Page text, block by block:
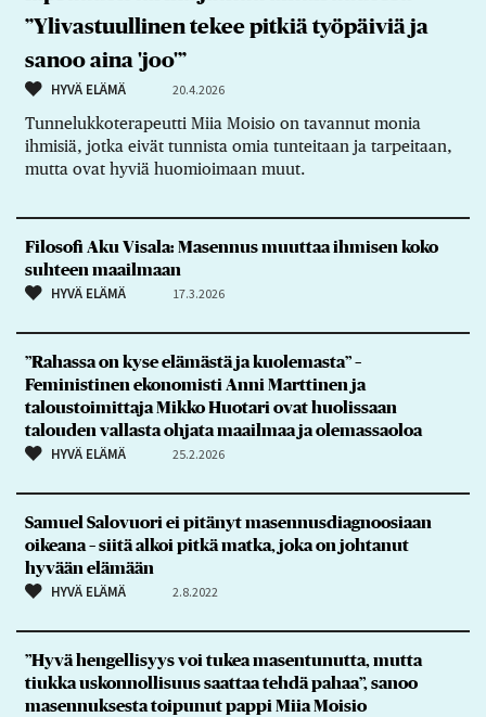
”Ylivastuullinen tekee pitkiä työpäiviä ja
sanoo aina 'joo'”
HYVÄ ELÄMÄ 20.4.2026
Tunnelukkoterapeutti Miia Moisio on tavannut monia
ihmisiä, jotka eivät tunnista omia tunteitaan ja tarpeitaan,
mutta ovat hyviä huomioimaan muut.
Filosofi Aku Visala: Masennus muuttaa ihmisen koko
suhteen maailmaan
HYVÄ ELÄMÄ 17.3.2026
”Rahassa on kyse elämästä ja kuolemasta” –
Feministinen ekonomisti Anni Marttinen ja
taloustoimittaja Mikko Huotari ovat huolissaan
talouden vallasta ohjata maailmaa ja olemassaoloa
HYVÄ ELÄMÄ 25.2.2026
Samuel Salovuori ei pitänyt masennusdiagnoosiaan
oikeana – siitä alkoi pitkä matka, joka on johtanut
hyvään elämään
HYVÄ ELÄMÄ 2.8.2022
”Hyvä hengellisyys voi tukea masentunutta, mutta
tiukka uskonnollisuus saattaa tehdä pahaa”, sanoo
masennuksesta toipunut pappi Miia Moisio